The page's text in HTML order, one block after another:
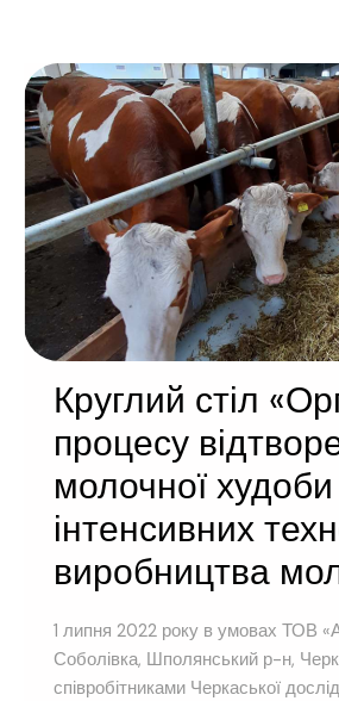
Круглий стіл
процесу
молочної
інтенсивних
виробництва
1 липня 2022 року в умовах ТОВ
Соболівка, Шполянський р-н,
співробітниками Черкаської